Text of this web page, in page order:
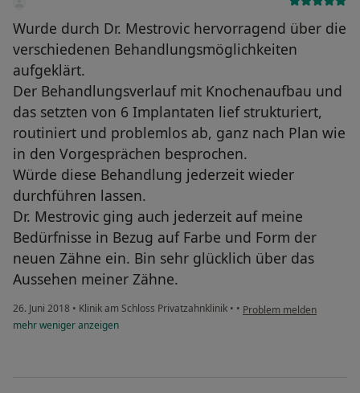
Wurde durch Dr. Mestrovic hervorragend über die
verschiedenen Behandlungsmöglichkeiten
aufgeklärt.
Der Behandlungsverlauf mit Knochenaufbau und
das setzten von 6 Implantaten lief strukturiert,
routiniert und problemlos ab, ganz nach Plan wie
in den Vorgesprächen besprochen.
Würde diese Behandlung jederzeit wieder
durchführen lassen.
Dr. Mestrovic ging auch jederzeit auf meine
Bedürfnisse in Bezug auf Farbe und Form der
neuen Zähne ein. Bin sehr glücklich über das
Aussehen meiner Zähne.
26. Juni 2018 • Klinik am Schloss Privatzahnklinik • • Problem melden
mehrwenigeranzeigen